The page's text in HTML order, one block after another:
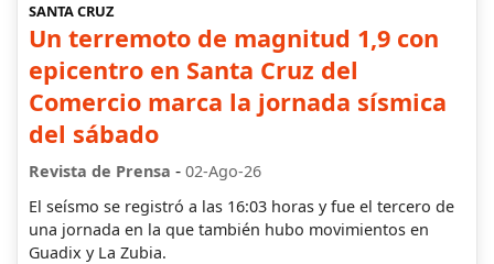
SANTA CRUZ
Un terremoto de magnitud 1,9 con
epicentro en Santa Cruz del
Comercio marca la jornada sísmica
del sábado
Revista de Prensa - 02-Ago-26
El seísmo se registró a las 16:03 horas y fue el tercero de
una jornada en la que también hubo movimientos en
Guadix y La Zubia.